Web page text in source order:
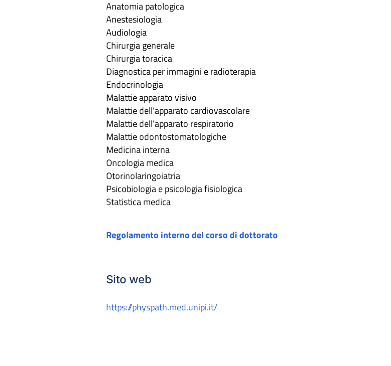
Anatomia patologica
Anestesiologia
Audiologia
Chirurgia generale
Chirurgia toracica
Diagnostica per immagini e radioterapia
Endocrinologia
Malattie apparato visivo
Malattie dell’apparato cardiovascolare
Malattie dell’apparato respiratorio
Malattie odontostomatologiche
Medicina interna
Oncologia medica
Otorinolaringoiatria
Psicobiologia e psicologia fisiologica
Statistica medica
Regolamento interno del corso di dottorato
Sito web
https://physpath.med.unipi.it/